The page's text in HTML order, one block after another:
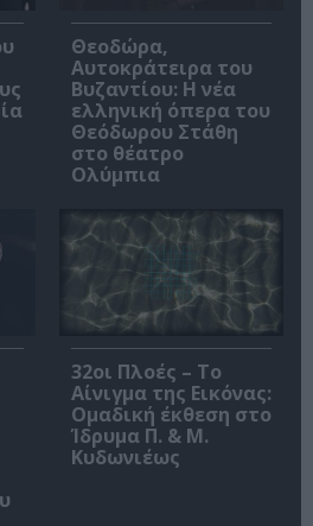
Θεοδώρα,
Αυτοκράτειρα του
Βυζαντίου: Η νέα
ελληνική όπερα του
Θεόδωρου Στάθη
στο θέατρο
Ολύμπια
32οι Πλοές – Το
Αίνιγμα της Εικόνας:
Ομαδική έκθεση στο
Ίδρυμα Π. & Μ.
Κυδωνιέως